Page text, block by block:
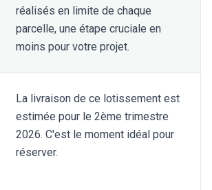
réalisés en limite de chaque
parcelle, une étape cruciale en
moins pour votre projet.
La livraison de ce lotissement est
estimée pour le 2ème trimestre
2026. C'est le moment idéal pour
réserver.